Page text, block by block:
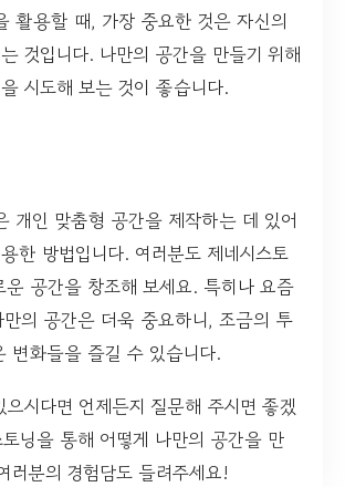
활용할 때, 가장 중요한 것은 자신의
것입니다. 나만의 공간을 만들기 위해
시도해 보는 것이 좋습니다.
개인 맞춤형 공간을 제작하는 데 있어
한 방법입니다. 여러분도 제네시스토
운 공간을 창조해 보세요. 특히나 요즘
의 공간은 더욱 중요하니, 조금의 투
변화들을 즐길 수 있습니다.
시다면 언제든지 질문해 주시면 좋겠
닝을 통해 어떻게 나만의 공간을 만
러분의 경험담도 들려주세요!